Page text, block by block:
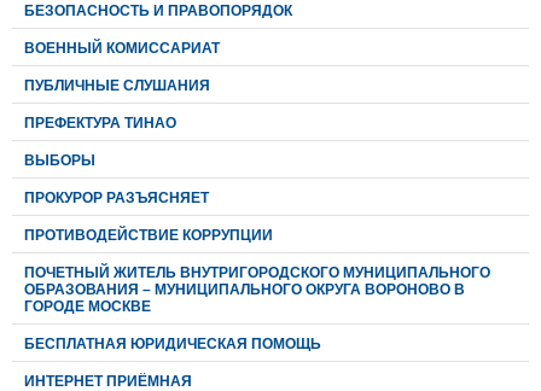
БЕЗОПАСНОСТЬ И ПРАВОПОРЯДОК
ВОЕННЫЙ КОМИССАРИАТ
ПУБЛИЧНЫЕ СЛУШАНИЯ
ПРЕФЕКТУРА ТИНАО
ВЫБОРЫ
ПРОКУРОР РАЗЪЯСНЯЕТ
ПРОТИВОДЕЙСТВИЕ КОРРУПЦИИ
ПОЧЕТНЫЙ ЖИТЕЛЬ ВНУТРИГОРОДСКОГО МУНИЦИПАЛЬНОГО
ОБРАЗОВАНИЯ – МУНИЦИПАЛЬНОГО ОКРУГА ВОРОНОВО В
ГОРОДЕ МОСКВЕ
БЕСПЛАТНАЯ ЮРИДИЧЕСКАЯ ПОМОЩЬ
ИНТЕРНЕТ ПРИЁМНАЯ